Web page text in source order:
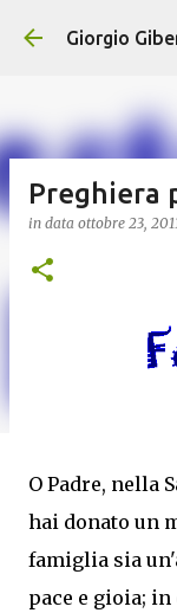
Giorgio
Preghiera
in data ottobre 23,
O Padre, nella
hai donato un
famiglia sia
pace e gioia;